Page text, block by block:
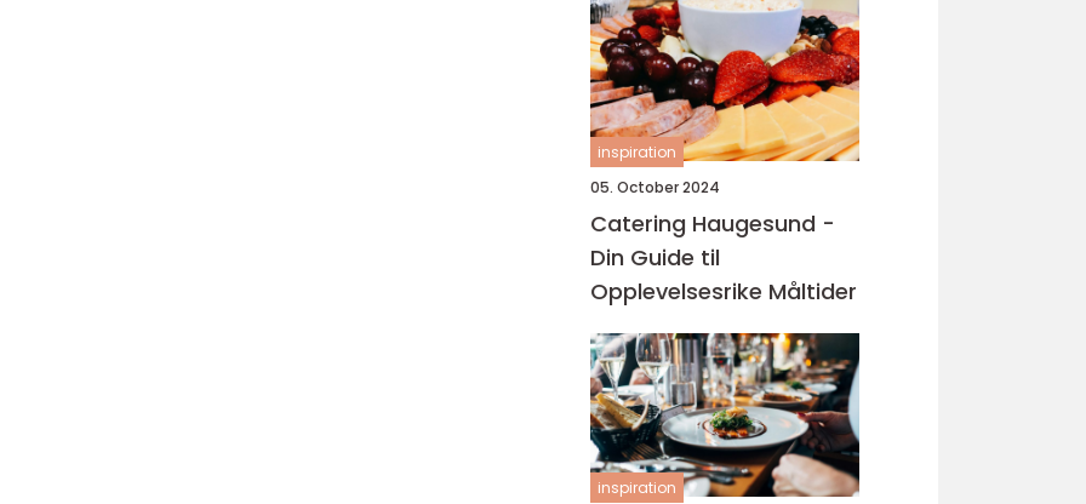
inspiration
05. October 2024
Catering Haugesund -
Din Guide til
Opplevelsesrike Måltider
inspiration